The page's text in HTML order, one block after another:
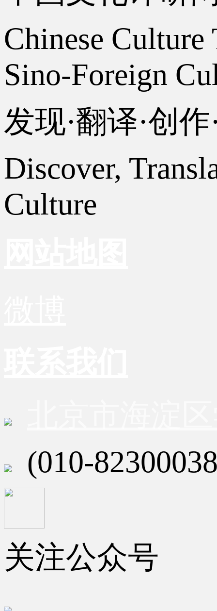
Chinese
Sino-Foreign
发现·翻译·创
Discover,
Culture
(010-
关注公众号